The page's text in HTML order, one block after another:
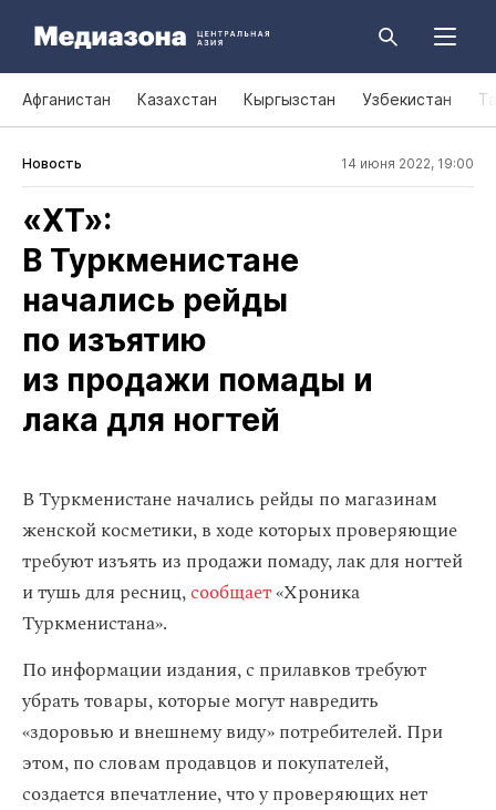
Афганистан Казахстан Кыргызстан Узбекистан
Новость 14 июня 2022, 19:00
«ХТ»:
В Туркменистане
начались рейды
по изъятию
из продажи помады и
лака для ногтей
В Туркменистане начались рейды по магазинам
женской косметики, в ходе которых проверяющие
требуют изъять из продажи помаду, лак для ногтей
и тушь для ресниц,сообщает«Хроника
Туркменистана».
По информации издания, с прилавков требуют
убрать товары, которые могут навредить
«здоровью и внешнему виду» потребителей. При
этом, по словам продавцов и покупателей,
создается впечатление, что у проверяющих нет